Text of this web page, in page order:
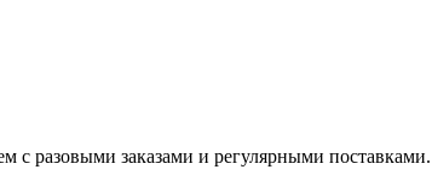
разовыми заказами и регулярными поставками.